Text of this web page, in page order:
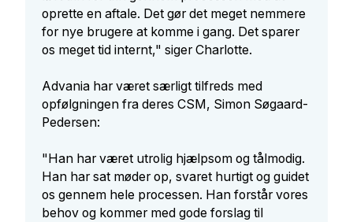
oprette en aftale. Det gør det meget nemmere
for nye brugere at komme i gang. Det sparer
os meget tid internt," siger Charlotte.
Advania har været særligt tilfreds med
opfølgningen fra deres CSM, Simon Søgaard-
Pedersen:
"Han har været utrolig hjælpsom og tålmodig.
Han har sat møder op, svaret hurtigt og guidet
os gennem hele processen. Han forstår vores
behov og kommer med gode forslag til